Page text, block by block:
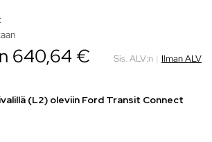
640,64€ Sis. ALV:n | Ilman ALV
(L2) oleviin Ford Transit Connect